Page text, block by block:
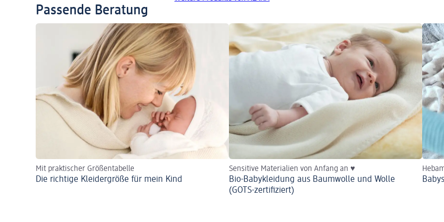
Passende Beratung
Mit praktischer Größentabelle
Die richtige Kleidergröße für mein Kind
Sensitive Materialien von Anfang an ♥
Bio-Babykleidung aus Baumwolle und Wolle
(GOTS-zertifiziert)